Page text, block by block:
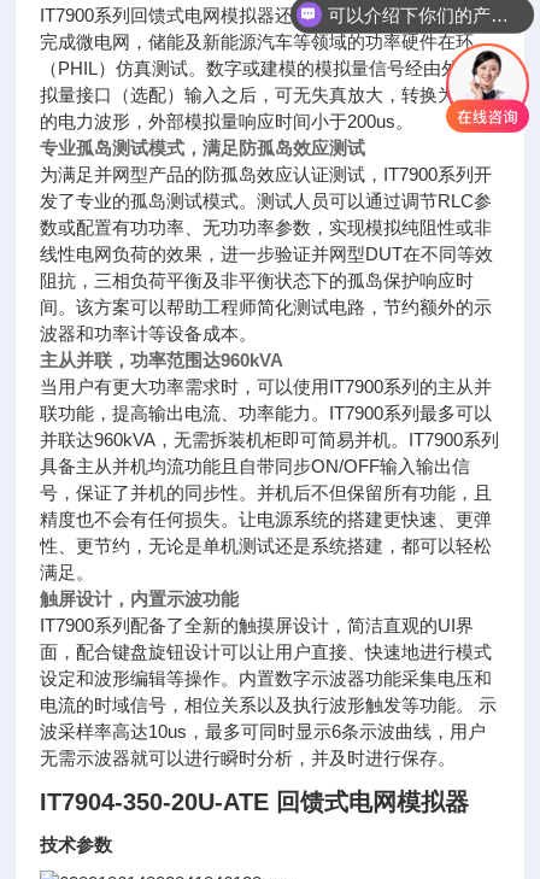
IT7900系列回馈式电网模拟器还可作功率放大器使用，以
完成微电网，储能及新能源汽车等领域的功率硬件在环
（PHIL）仿真测试。数字或建模的模拟量信号经由外部模
拟量接口（选配）输入之后，可无失真放大，转换为真实
的电力波形，外部模拟量响应时间小于200us。
专业孤岛测试模式，满足防孤岛效应测试
为满足并网型产品的防孤岛效应认证测试，IT7900系列开
发了专业的孤岛测试模式。测试人员可以通过调节RLC参
数或配置有功功率、无功功率参数，实现模拟纯阻性或非
线性电网负荷的效果，进一步验证并网型DUT在不同等效
阻抗，三相负荷平衡及非平衡状态下的孤岛保护响应时
间。该方案可以帮助工程师简化测试电路，节约额外的示
波器和功率计等设备成本。
主从并联，功率范围达960kVA
当用户有更大功率需求时，可以使用IT7900系列的主从并
联功能，提高输出电流、功率能力。IT7900系列最多可以
并联达960kVA，无需拆装机柜即可简易并机。IT7900系列
具备主从并机均流功能且自带同步ON/OFF输入输出信
号，保证了并机的同步性。并机后不但保留所有功能，且
精度也不会有任何损失。让电源系统的搭建更快速、更弹
性、更节约，无论是单机测试还是系统搭建，都可以轻松
满足。
触屏设计，内置示波功能
IT7900系列配备了全新的触摸屏设计，简洁直观的UI界
面，配合键盘旋钮设计可以让用户直接、快速地进行模式
设定和波形编辑等操作。内置数字示波器功能采集电压和
电流的时域信号，相位关系以及执行波形触发等功能。 示
波采样率高达10us，最多可同时显示6条示波曲线，用户
无需示波器就可以进行瞬时分析，并及时进行保存。
IT7904-350-20U-ATE 回馈式电网模拟器
技术参数
可以介绍下你们的产品么